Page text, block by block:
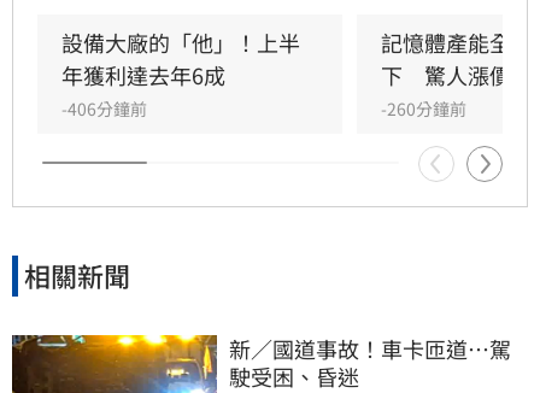
商機，加上七月跌深後的補漲效應。法人表示，
太空衛星與半導體產業具高波動特性，且月底面
臨指數權重調整，建議投資人避免盲目追高，應
採取定期定額或逢回檔分批佈局策略，長線布局
具潛力的科技前瞻產業，以在震盪行情中穩健勝
出。
設備大廠的「他」！上半
年獲利達去年6成
-406分鐘前
記憶體產能全被
下　驚人漲價潮
-260分鐘前
相關新聞
新／國道事故！車卡匝道…駕
駛受困、昏迷